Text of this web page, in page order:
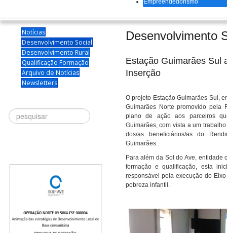
Empreendedorismo
Notícias
Desenvolvimento Social
Desenvolvimento Rural
Qualificação Formação
Arquivo de Notícias
Newsletters
Procurar
Desenvolvimento
Estação Guimarães Sul
Inserção
O projeto Estação Guimarães Sul,
Guimarães Norte promovido pela
plano de ação aos parceiros
Guimarães, com vista a um
dos/as beneficiários/as do
Guimarães.
Para além da Sol do Ave,
formação e qualificação, esta
responsável pela execução do
pobreza infantil.